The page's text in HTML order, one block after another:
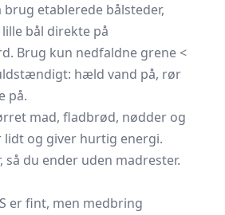
brug etablere­de bålsteder,
lille bål direkte på
Brug kun nedfaldne grene <
hæld vand på, rør
på.
mad, fladbrød, nødder og
og giver hurtig energi.
du ender uden madrester.
er fint, men medbring